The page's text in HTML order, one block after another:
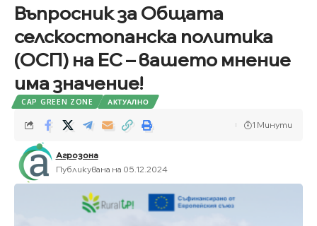
Въпросник за Общата
селскостопанска политика
(ОСП) на ЕС – вашето мнение
има значение!
CAP GREEN ZONE АКТУАЛНО
Агрозона
Публикувана на 05.12.2024
1 Минути